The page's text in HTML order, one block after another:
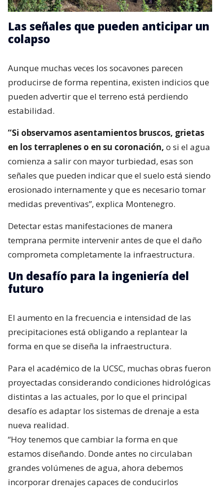
Las señales que pueden anticipar un
colapso
Aunque muchas veces los socavones parecen
producirse de forma repentina, existen indicios que
pueden advertir que el terreno está perdiendo
estabilidad.
“Si observamos asentamientos bruscos, grietas
en los terraplenes o en su coronación, o si el agua
comienza a salir con mayor turbiedad, esas son
señales que pueden indicar que el suelo está siendo
erosionado internamente y que es necesario tomar
medidas preventivas”, explica Montenegro.
Detectar estas manifestaciones de manera
temprana permite intervenir antes de que el daño
comprometa completamente la infraestructura.
Un desafío para la ingeniería del
futuro
El aumento en la frecuencia e intensidad de las
precipitaciones está obligando a replantear la
forma en que se diseña la infraestructura.
Para el académico de la UCSC, muchas obras fueron
proyectadas considerando condiciones hidrológicas
distintas a las actuales, por lo que el principal
desafío es adaptar los sistemas de drenaje a esta
nueva realidad.
“Hoy tenemos que cambiar la forma en que
estamos diseñando. Donde antes no circulaban
grandes volúmenes de agua, ahora debemos
incorporar drenajes capaces de conducirlos